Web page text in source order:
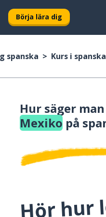
Börja lära dig
spanska Kurs i spanska
Hur säger man
Mexiko på
Hör hur